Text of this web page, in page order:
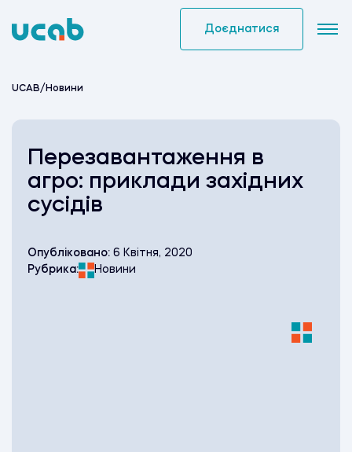
to
Доєднатися
UCAB/ Новини
Перезавантаження в
агро: приклади західних
сусідів
Опубліковано: 6 Квітня, 2020
Рубрика:
Новини